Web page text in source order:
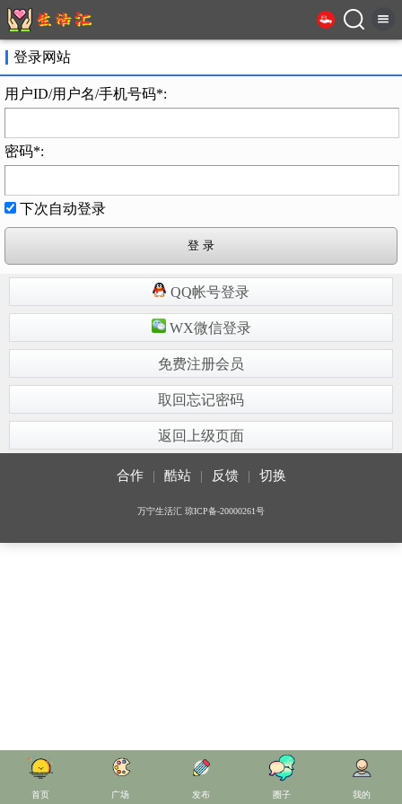
登录网站
用户ID/用户名/手机号码*:
密码*:
下次自动登录
QQ帐号登录
WX微信登录
免费注册会员
取回忘记密码
返回上级页面
合作 | 酷站 | 反馈 | 切换
万宁生活汇 琼ICP备-20000261号
首页 广场 发布 圈子 我的